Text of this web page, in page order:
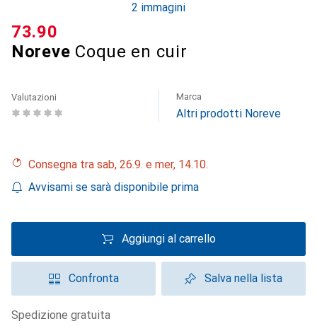
2 immagini
Noreve Coque en cuir
CHF
73.90
Valutazioni Marca
Altri prodotti Noreve
Consegna tra sab, 26.9. e mer, 14.10.
Avvisami se sarà disponibile prima
Aggiungi al carrello
Confronta Salva nella lista
spedizione gratuita